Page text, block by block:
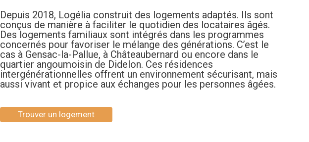
Depuis 2018, Logélia construit des logements adaptés. Ils sont
conçus de manière à faciliter le quotidien des locataires âgés.
Des logements familiaux sont intégrés dans les programmes
concernés pour favoriser le mélange des générations. C’est le
cas à Gensac-la-Pallue, à Châteaubernard ou encore dans le
quartier angoumoisin de Didelon. Ces résidences
intergénérationnelles offrent un environnement sécurisant, mais
aussi vivant et propice aux échanges pour les personnes âgées.
Trouver un logement